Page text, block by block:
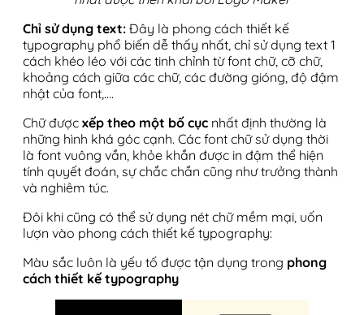
Chỉ sử dụng text: Đây là phong cách thiết kế
typography phổ biến dễ thấy nhất, chỉ sử dụng text 1
cách khéo léo với các tinh chỉnh từ font chữ, cỡ chữ,
khoảng cách giữa các chữ, các đường gióng, độ đậm
nhật của font,….
Chữ được xếp theo một bố cục nhất định thường là
những hình khá góc cạnh. Các font chữ sử dụng thời
là font vuông vắn, khỏe khắn được in đậm thể hiện
tính quyết đoán, sự chắc chắn cũng như trưởng thành
và nghiêm túc.
Đôi khi cũng có thể sử dụng nét chữ mềm mại, uốn
lượn vào phong cách thiết kế typography:
Màu sắc luôn là yếu tố được tận dụng trong phong
cách thiết kế typography